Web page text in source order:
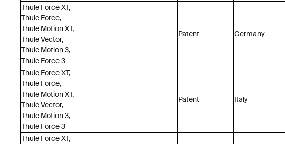
Thule Force XT,
Thule Force,
Thule Motion XT,
Thule Vector,
Thule Motion 3,
Thule Force 3
Patent Germany
Thule Force XT,
Thule Force,
Thule Motion XT,
Thule Vector,
Thule Motion 3,
Thule Force 3
Patent Italy
Thule Force XT,